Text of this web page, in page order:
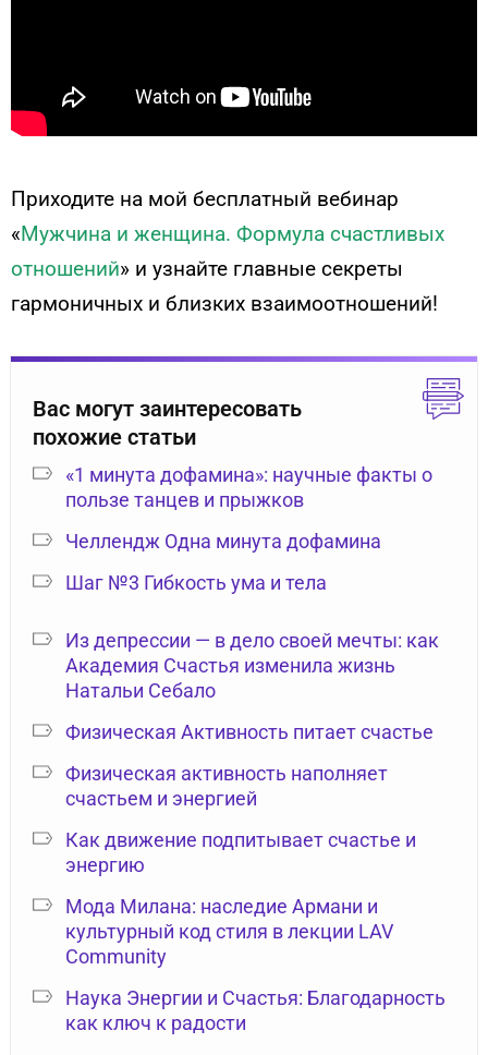
Приходите на мой бесплатный вебинар
«Мужчина и женщина. Формула счастливых
отношений» и узнайте главные секреты
гармоничных и близких взаимоотношений!
Вас могут заинтересовать
похожие статьи
«1 минута дофамина»: научные факты о
пользе танцев и прыжков
Челлендж Одна минута дофамина
Шаг №3 Гибкость ума и тела
Из депрессии — в дело своей мечты: как
Академия Счастья изменила жизнь
Натальи Себало
Физическая Активность питает счастье
Физическая активность наполняет
счастьем и энергией
Как движение подпитывает счастье и
энергию
Мода Милана: наследие Армани и
культурный код стиля в лекции LAV
Community
Наука Энергии и Счастья: Благодарность
как ключ к радости